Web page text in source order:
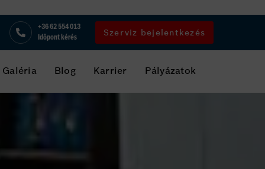
+36 62 554 013
Időpont kérés
Szerviz bejelentkezés
Galéria Blog Karrier Pályázatok